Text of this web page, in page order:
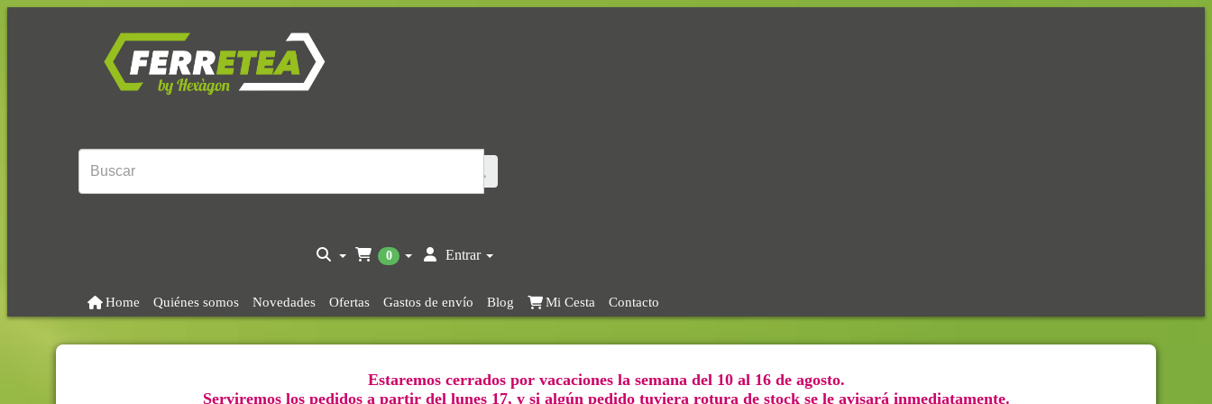
0 Entrar
Home Quiénes somos Novedades Ofertas Gastos de envío Blog Mi Cesta Contacto
Estaremos cerrados por vacaciones la semana del 10 al 16 de agosto.
Serviremos los pedidos a partir del lunes 17, y si algún pedido tuviera rotura de stock se le avisará inmediatamente.